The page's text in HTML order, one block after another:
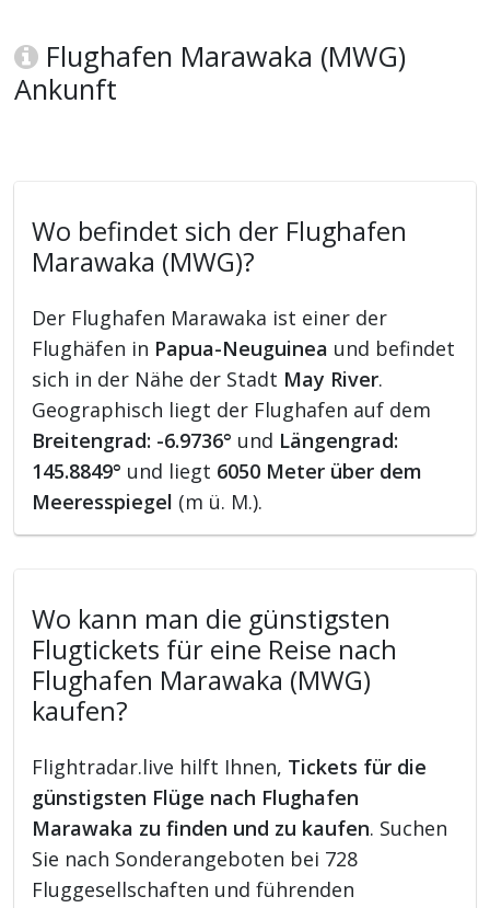
Flughafen Marawaka (MWG)
Ankunft
Wo befindet sich der Flughafen
Marawaka (MWG)?
Der Flughafen Marawaka ist einer der
Flughäfen in Papua-Neuguinea und befindet
sich in der Nähe der Stadt May River.
Geographisch liegt der Flughafen auf dem
Breitengrad: -6.9736° und Längengrad:
145.8849° und liegt 6050 Meter über dem
Meeresspiegel (m ü. M.).
Wo kann man die günstigsten
Flugtickets für eine Reise nach
Flughafen Marawaka (MWG)
kaufen?
Flightradar.live hilft Ihnen, Tickets für die
günstigsten Flüge nach Flughafen
Marawaka zu finden und zu kaufen. Suchen
Sie nach Sonderangeboten bei 728
Fluggesellschaften und führenden